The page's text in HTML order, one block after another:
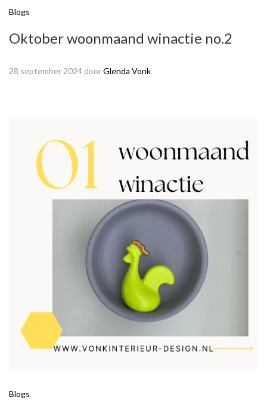
Blogs
Oktober woonmaand winactie no.2
28 september 2024 doorGlenda Vonk
Blogs